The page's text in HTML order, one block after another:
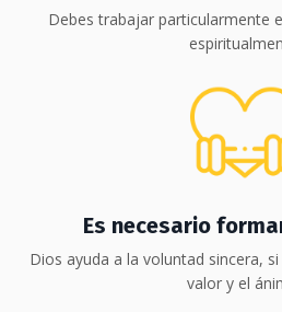
Debes trabajar particularmente
Es necesario
Dios ayuda a la voluntad sincera,
valor y el